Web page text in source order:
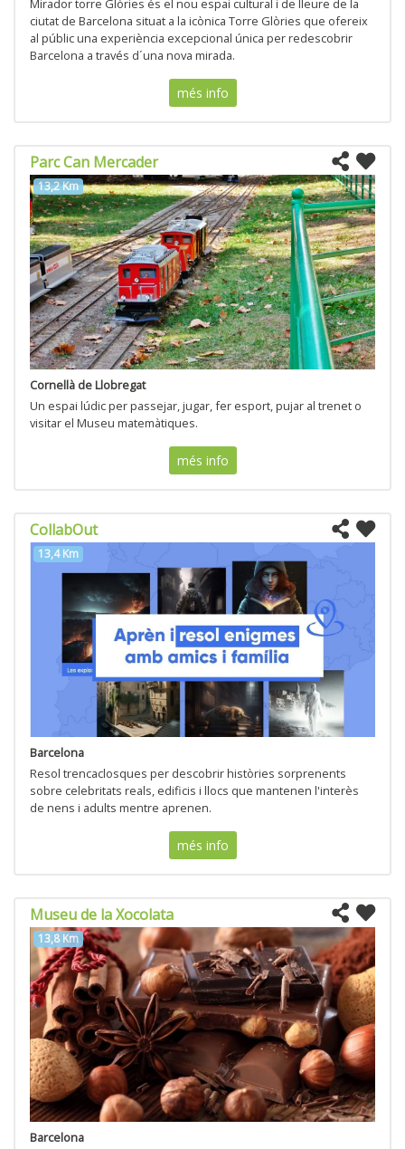
Mirador torre Glòries és el nou espai cultural i de lleure de la
ciutat de Barcelona situat a la icònica Torre Glòries que ofereix
al públic una experiència excepcional única per redescobrir
Barcelona a través d´una nova mirada.
més info
Parc Can Mercader
13,2 Km
Cornellà de Llobregat
Un espai lúdic per passejar, jugar, fer esport, pujar al trenet o
visitar el Museu matemàtiques.
més info
CollabOut
13,4 Km
Barcelona
Resol trencaclosques per descobrir històries sorprenents
sobre celebritats reals, edificis i llocs que mantenen l'interès
de nens i adults mentre aprenen.
més info
Museu de la Xocolata
13,8 Km
Barcelona